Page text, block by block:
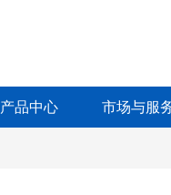
产品中心 市场与服